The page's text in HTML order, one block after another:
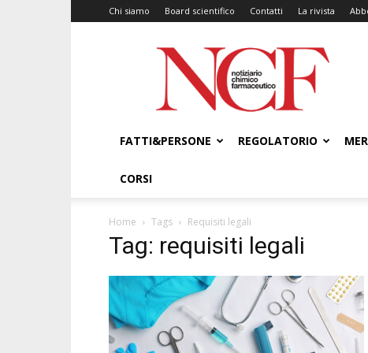
Chi siamo Board scientifico Contatti La rivista
NCF
–
Notiziario
Chimico
FATTI&PERSONE
REGOLATORIO
CORSI
Home Tags Requisiti legali
Tag: requisiti legali